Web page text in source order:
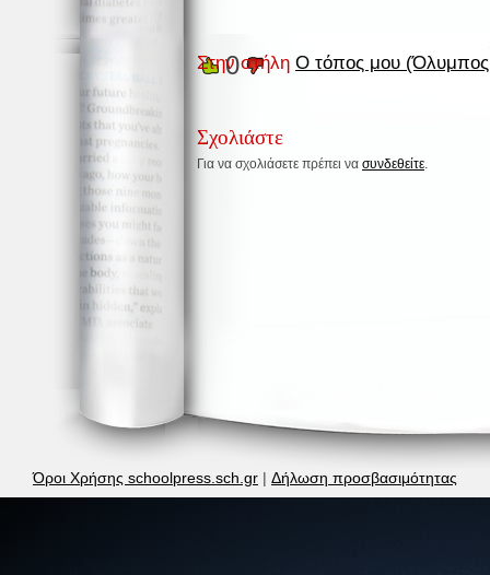
Στην στήλη Ο τόπος μου
0
Σχολιάστε
Για να σχολιάσετε πρέπει να συνδεθείτε.
Όροι Χρήσης schoolpress.sch.gr | Δήλωση προσβασιμότητας